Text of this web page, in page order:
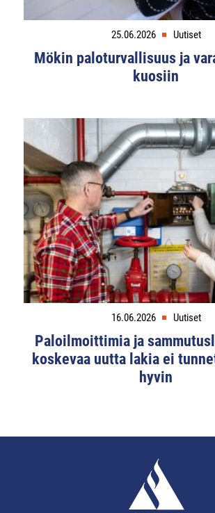
25.06.2026 Uutiset
Mökin paloturvallisuus ja
kuosiin
16.06.2026 Uutiset
Paloilmoittimia ja
koskevaa uutta lakia ei
hyvin